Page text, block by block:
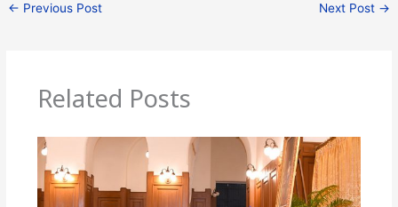
← Previous Post Next Post →
Related Posts